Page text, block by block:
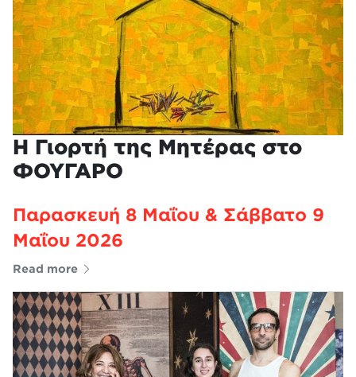
Η Γιορτή της Μητέρας στο
ΦΟΥΓΑΡΟ
Παρασκευή 8 Μαΐου & Σάββατο 9
Μαΐου 2026
Read more